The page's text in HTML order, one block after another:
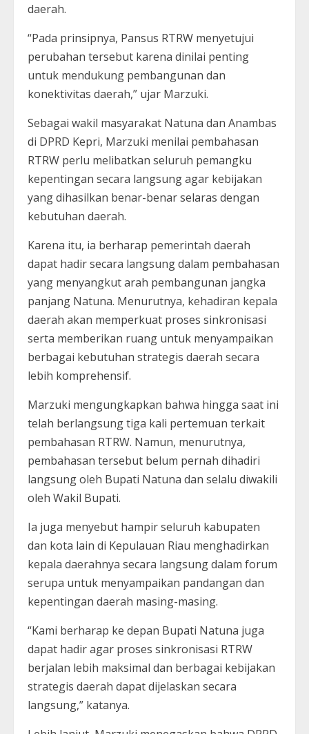
daerah.
“Pada prinsipnya, Pansus RTRW menyetujui
perubahan tersebut karena dinilai penting
untuk mendukung pembangunan dan
konektivitas daerah,” ujar Marzuki.
Sebagai wakil masyarakat Natuna dan Anambas
di DPRD Kepri, Marzuki menilai pembahasan
RTRW perlu melibatkan seluruh pemangku
kepentingan secara langsung agar kebijakan
yang dihasilkan benar-benar selaras dengan
kebutuhan daerah.
Karena itu, ia berharap pemerintah daerah
dapat hadir secara langsung dalam pembahasan
yang menyangkut arah pembangunan jangka
panjang Natuna. Menurutnya, kehadiran kepala
daerah akan memperkuat proses sinkronisasi
serta memberikan ruang untuk menyampaikan
berbagai kebutuhan strategis daerah secara
lebih komprehensif.
Marzuki mengungkapkan bahwa hingga saat ini
telah berlangsung tiga kali pertemuan terkait
pembahasan RTRW. Namun, menurutnya,
pembahasan tersebut belum pernah dihadiri
langsung oleh Bupati Natuna dan selalu diwakili
oleh Wakil Bupati.
Ia juga menyebut hampir seluruh kabupaten
dan kota lain di Kepulauan Riau menghadirkan
kepala daerahnya secara langsung dalam forum
serupa untuk menyampaikan pandangan dan
kepentingan daerah masing-masing.
“Kami berharap ke depan Bupati Natuna juga
dapat hadir agar proses sinkronisasi RTRW
berjalan lebih maksimal dan berbagai kebijakan
strategis daerah dapat dijelaskan secara
langsung,” katanya.